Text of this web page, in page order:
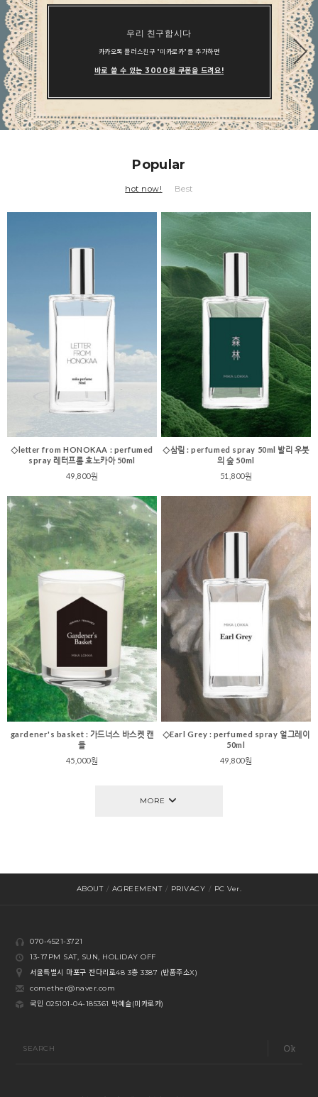
우리 친구합시다
카카오톡 플러스친구 "미카로카"를 추가하면
바로 쓸 수 있는 3000원 쿠폰을 드려요!
Popular
hot now! Best
◇letter from HONOKAA : perfumed
spray 레터프롬 호노카아 50ml
49,800원
◇삼림 : perfumed spray 50ml 발리 우붓
의 숲 50ml
51,800원
gardener's basket : 가드너스 바스켓 캔
들
45,000원
◇Earl Grey : perfumed spray 얼그레이
50ml
49,800원
MORE
ABOUT / AGREEMENT / PRIVACY / PC Ver.
070-4521-3721
13-17PM SAT, SUN, HOLIDAY OFF
서울특별시 마포구 잔다리로48 3층 3387 (반품주소X)
comether@naver.com
국민 025101-04-185361 박예슬(미카로카)
SEARCH